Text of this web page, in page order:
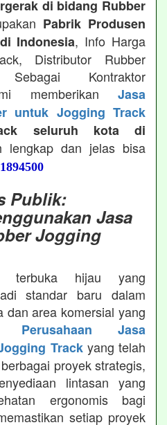
di bidang Rubber
Pabrik Produsen
Indonesia, Info Harga
Distributor Rubber
Kontraktor
memberikan Jasa
untuk Jogging Track
seluruh kota di
lengkap dan jelas bisa
Publik:
Jasa
Jogging
terbuka hijau yang
standar baru dalam
dan area komersial yang
Perusahaan Jasa
Trackyang telah
proyek strategis,
lintasan yang
ergonomis bagi
setiap proyek